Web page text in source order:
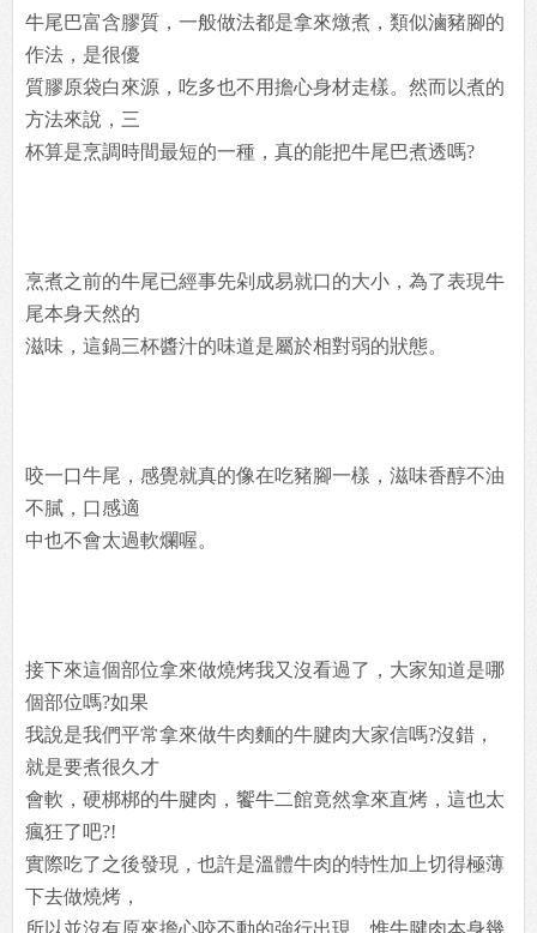
牛尾巴富含膠質，一般做法都是拿來燉煮，類似滷豬腳的
作法，是很優
質膠原袋白來源，吃多也不用擔心身材走樣。然而以煮的
方法來說，三
杯算是烹調時間最短的一種，真的能把牛尾巴煮透嗎?
烹煮之前的牛尾已經事先剁成易就口的大小，為了表現牛
尾本身天然的
滋味，這鍋三杯醬汁的味道是屬於相對弱的狀態。
咬一口牛尾，感覺就真的像在吃豬腳一樣，滋味香醇不油
不膩，口感適
中也不會太過軟爛喔。
接下來這個部位拿來做燒烤我又沒看過了，大家知道是哪
個部位嗎?如果
我說是我們平常拿來做牛肉麵的牛腱肉大家信嗎?沒錯，
就是要煮很久才
會軟，硬梆梆的牛腱肉，饗牛二館竟然拿來直烤，這也太
瘋狂了吧?!
實際吃了之後發現，也許是溫體牛肉的特性加上切得極薄
下去做燒烤，